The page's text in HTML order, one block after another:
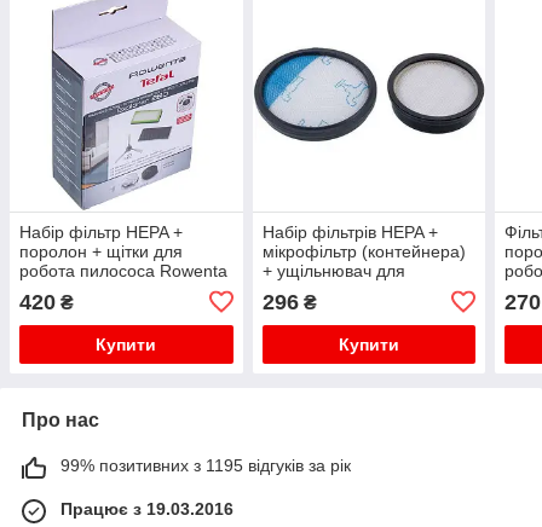
Набір фільтр HEPA +
поролон + щітки для
робота пилососа Rowenta
Explorer Serie 80 RR7747
RR774 (ZR177002)
420 ₴
Купити
Набір фільтрів HEPA +
мікрофільтр (контейнера)
+ ущільнювач для
ZR904301
296₴
Купити
270
Про нас
99% позитивних з 1195 відгуків за рік
Працює з 19.03.2016